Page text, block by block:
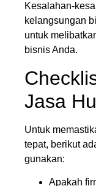
Kesalahan-
kelangsungan
untuk
bisnis Anda.
Jasa
Untuk
tepat, berikut
gunakan:
Apakah